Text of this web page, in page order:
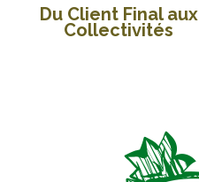
Du Client Final aux
Collectivités